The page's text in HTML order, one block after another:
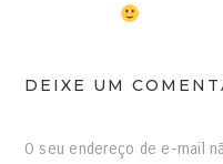
DEIXE UM
O seu endereço de e-mail